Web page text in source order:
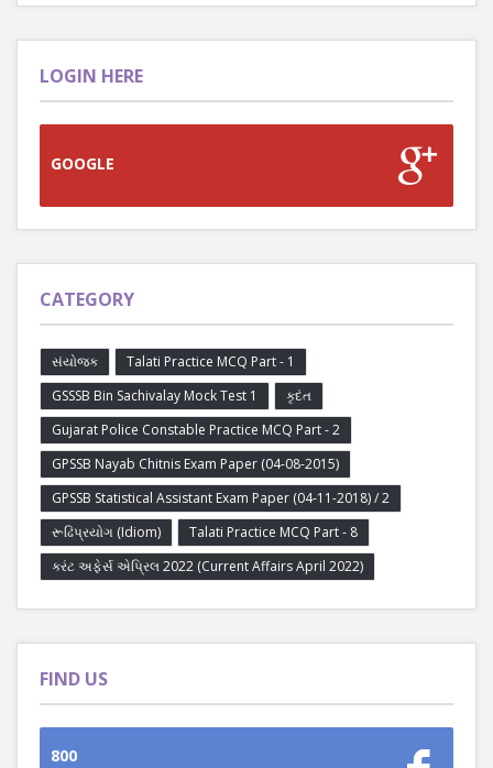
LOGIN HERE
GOOGLE
CATEGORY
સંયોજક
Talati Practice MCQ Part - 1
GSSSB Bin Sachivalay Mock Test 1
કૃદંત
Gujarat Police Constable Practice MCQ Part - 2
GPSSB Nayab Chitnis Exam Paper (04-08-2015)
GPSSB Statistical Assistant Exam Paper (04-11-2018) / 2
રૂઢિપ્રયોગ (Idiom)
Talati Practice MCQ Part - 8
કરંટ અફેર્સ એપ્રિલ 2022 (Current Affairs April 2022)
FIND US
800